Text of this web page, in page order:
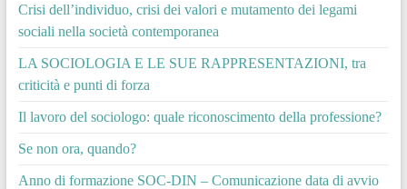
Crisi dell’individuo, crisi dei valori e mutamento dei legami
sociali nella società contemporanea
LA SOCIOLOGIA E LE SUE RAPPRESENTAZIONI, tra
criticità e punti di forza
Il lavoro del sociologo: quale riconoscimento della professione?
Se non ora, quando?
Anno di formazione SOC-DIN – Comunicazione data di avvio